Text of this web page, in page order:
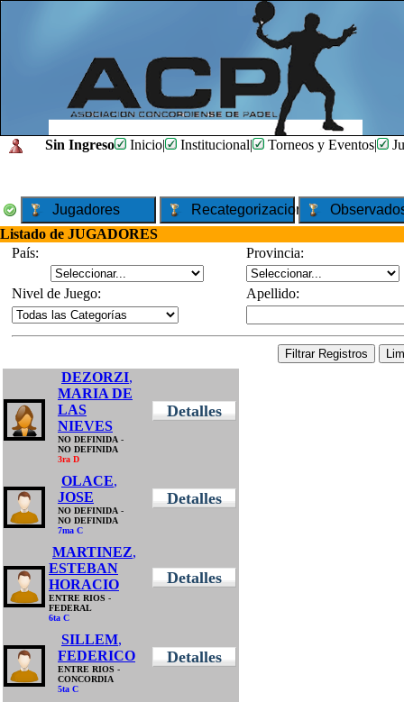
Sin Ingreso Inicio| Institucional| Torneos y Eventos|
Jugadores Recategorizaciones
Listado de JUGADORES
País:
Provincia:
Nivel de Juego: Apellido:
DEZORZI,
MARIA DE
LAS
NIEVES
NO DEFINIDA -
NO DEFINIDA
3ra D
Detalles
OLACE,
JOSE
NO DEFINIDA -
NO DEFINIDA
7ma C
Detalles
MARTINEZ,
ESTEBAN
HORACIO
ENTRE RIOS -
FEDERAL
6ta C
Detalles
SILLEM,
FEDERICO
ENTRE RIOS -
CONCORDIA
5ta C
Detalles